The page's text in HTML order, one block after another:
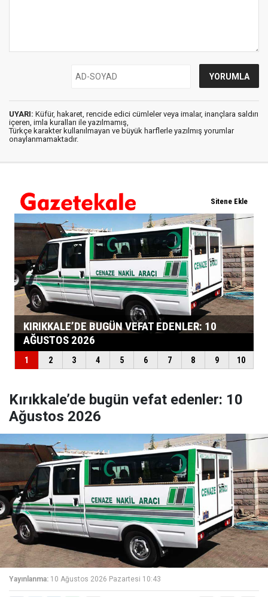
UYARI: Küfür, hakaret, rencide edici cümleler veya imalar, inançlara saldırı
içeren, imla kuralları ile yazılmamış,
Türkçe karakter kullanılmayan ve büyük harflerle yazılmış yorumlar
onaylanmamaktadır.
Kırıkkale’de bugün vefat edenler: 10
Ağustos 2026
Yayınlanma: 10 Ağustos 2026 Pazartesi 10:43